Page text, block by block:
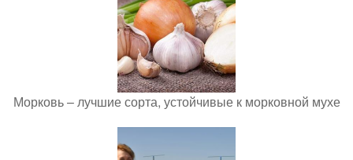
Морковь – лучшие сорта, устойчивые к морковной мухе